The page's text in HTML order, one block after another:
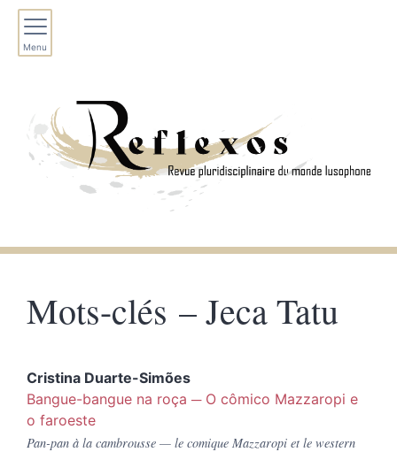
Menu
Mots-clés – Jeca Tatu
Cristina Duarte-Simões
Bangue-bangue na roça ─ O cômico Mazzaropi e
o faroeste
Pan-pan à la cambrousse — le comique Mazzaropi et le western